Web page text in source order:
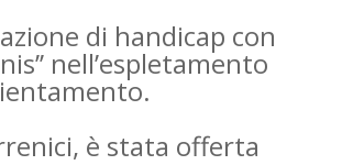
di handicap con
nell’espletamento
è stata offerta